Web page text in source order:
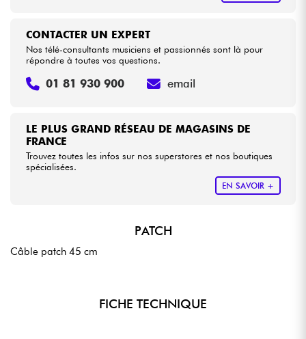
Voir nos marques
LE PLUS GRAND RÉSEAU DE MAGASINS DE
FRANCE
Trouvez toutes les infos sur nos superstores et nos boutiques
spécialisées.
EN SAVOIR +
CONTACTER UN EXPERT
Nos télé-consultants musiciens et passionnés sont là pour
répondre à toutes vos questions.
01 81 930 900 email
PATCH
Câble patch 45 cm
FICHE TECHNIQUE